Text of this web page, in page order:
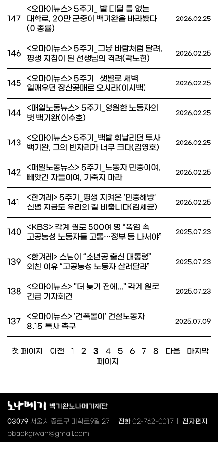
147
<오마이뉴스> 5주기_ 발 디딜 틈 없는
대학로, 20만 군중이 백기완을 바라봤다
(이종률)
2026.02.25
146
<오마이뉴스> 5주기_그냥 바람처럼 달려,
평생 지침이 된 선생님의 격려(곽노현)
2026.02.25
145
<오마이뉴스> 5주기_ 샛별로 새벽
일깨우던 장산곶매로 오시라(이시백)
2026.02.25
144
<매일노동뉴스> 5주기_영원한 노동자의
벗 백기완(이수호)
2026.02.25
143
<오마이뉴스> 5주기_백발 휘날리던 투사
백기완, 그의 빈자리가 너무 크다(김영호)
2026.02.25
142
<매일노동뉴스> 5주기_노동자 민중이여,
빼앗긴 자들이여, 기죽지 마라
2026.02.25
141
<한겨레> 5주기_평생 지켜온 '민중해방'
신념 지금도 우리의 길 비춥니다(김세균)
2026.02.25
140
<KBS> 각계 원로 500여 명 “폭염 속
고공농성 노동자들 고통…정부 등 나서야”
2025.07.23
139
<한겨레> 스님이 “소년공 출신 대통령”
외친 이유 “고공농성 노동자 살려달라”
2025.07.23
138
<오마이뉴스> "더 늦기 전에..." 각계 원로
긴급 기자회견
2025.07.23
137
<오마이뉴스> '건폭몰이' 건설노동자
8.15 특사 촉구
2025.07.09
첫 페이지 이전 1 2 3 4 5 6 7 8 다음
마지막
페이지
03079 서울시 종로구 대학로9길 27 | 전화 02-762-0017 | 전자편지
bbaekgiwan@gmail.com